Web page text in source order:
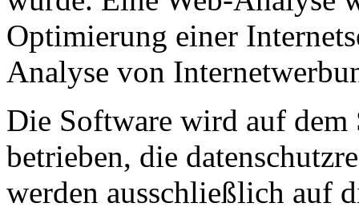
Optimierung einer
Analyse von
Die Software wird auf dem
betrieben, die
werden ausschließlich auf